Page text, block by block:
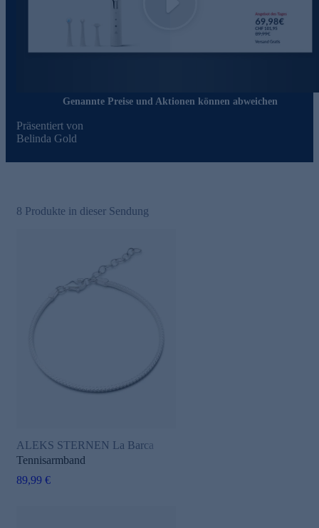
Genannte Preise und Aktionen können abweichen
Präsentiert von
Belinda Gold
8 Produkte in dieser Sendung
ALEKS STERNEN La Barca
Tennisarmband
89,99 €